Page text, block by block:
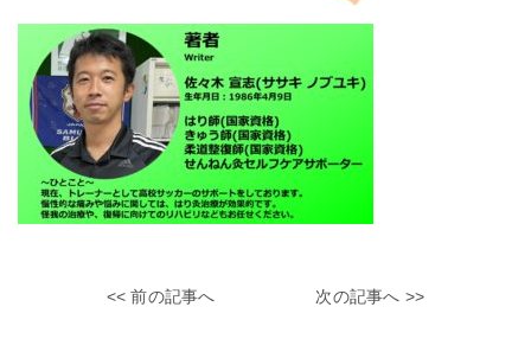
<< 前の記事へ 次の記事へ >>